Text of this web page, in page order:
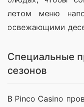
летом меню
освежающими
Специальные
сезонов
В Pinco Casino